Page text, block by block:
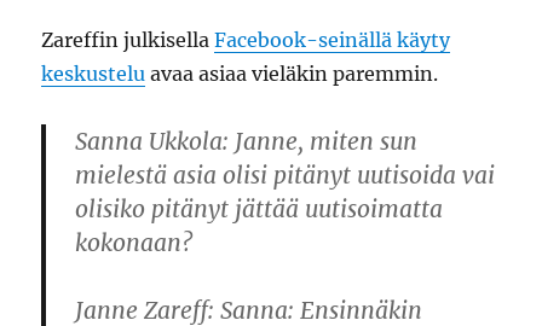
Zareffin julkisellaFacebook-seinällä käyty
keskustelu avaa asiaa vieläkin paremmin.
Sanna Ukkola: Janne, miten sun
mielestä asia olisi pitänyt uutisoida vai
olisiko pitänyt jättää uutisoimatta
kokonaan?
Janne Zareff: Sanna: Ensinnäkin